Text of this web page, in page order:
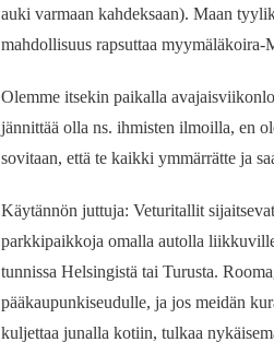
auki varmaan kahdeksaan). Maan
mahdollisuus rapsuttaa myymäläkoira-
Olemme itsekin paikalla
jännittää olla ns. ihmisten ilmoilla, en
sovitaan, että te kaikki ymmärrätte ja
Käytännön juttuja: Veturitallit
parkkipaikkoja omalla autolla
tunnissa Helsingistä tai Turusta.
pääkaupunkiseudulle, ja jos meidän
kuljettaa junalla kotiin, tulkaa